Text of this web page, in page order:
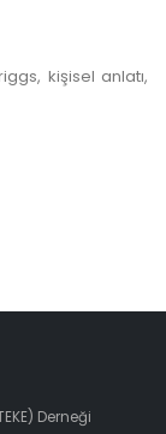
kişisel anlatı,
Derneği